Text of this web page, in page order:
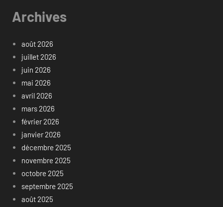
Archives
août 2026
juillet 2026
juin 2026
mai 2026
avril 2026
mars 2026
février 2026
janvier 2026
décembre 2025
novembre 2025
octobre 2025
septembre 2025
août 2025